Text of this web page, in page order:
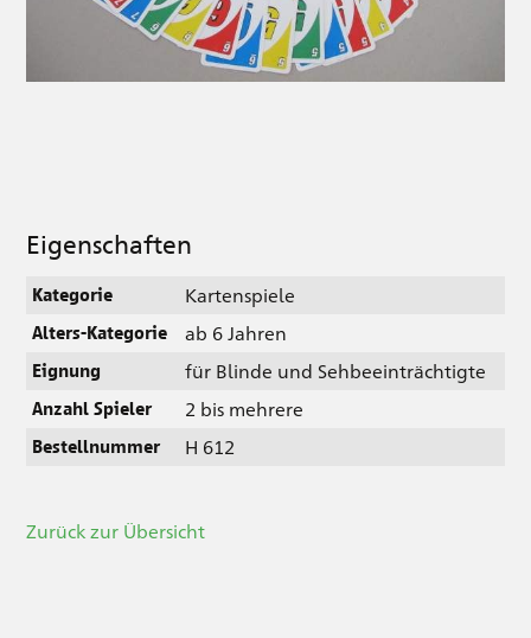
Eigenschaften
Kategorie Kartenspiele
Alters-Kategorie ab 6 Jahren
Eignung für Blinde und Sehbeeinträchtigte
Anzahl Spieler 2 bis mehrere
Bestellnummer H 612
Zurück zur Übersicht